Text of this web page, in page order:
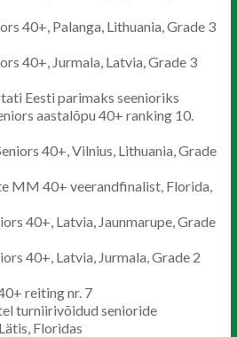
40+, Palanga, Lithuania, Grade 3
40+, Jurmala, Latvia, Grade 3
Eesti parimaks seenioriks
aastalõpu 40+ ranking 10.
40+, Vilnius, Lithuania, Grade
MM 40+ veerandfinalist, Florida,
40+, Latvia, Jaunmarupe, Grade
40+, Latvia, Jurmala, Grade 2
reiting nr. 7
turniirivõidud senioride
Floridas